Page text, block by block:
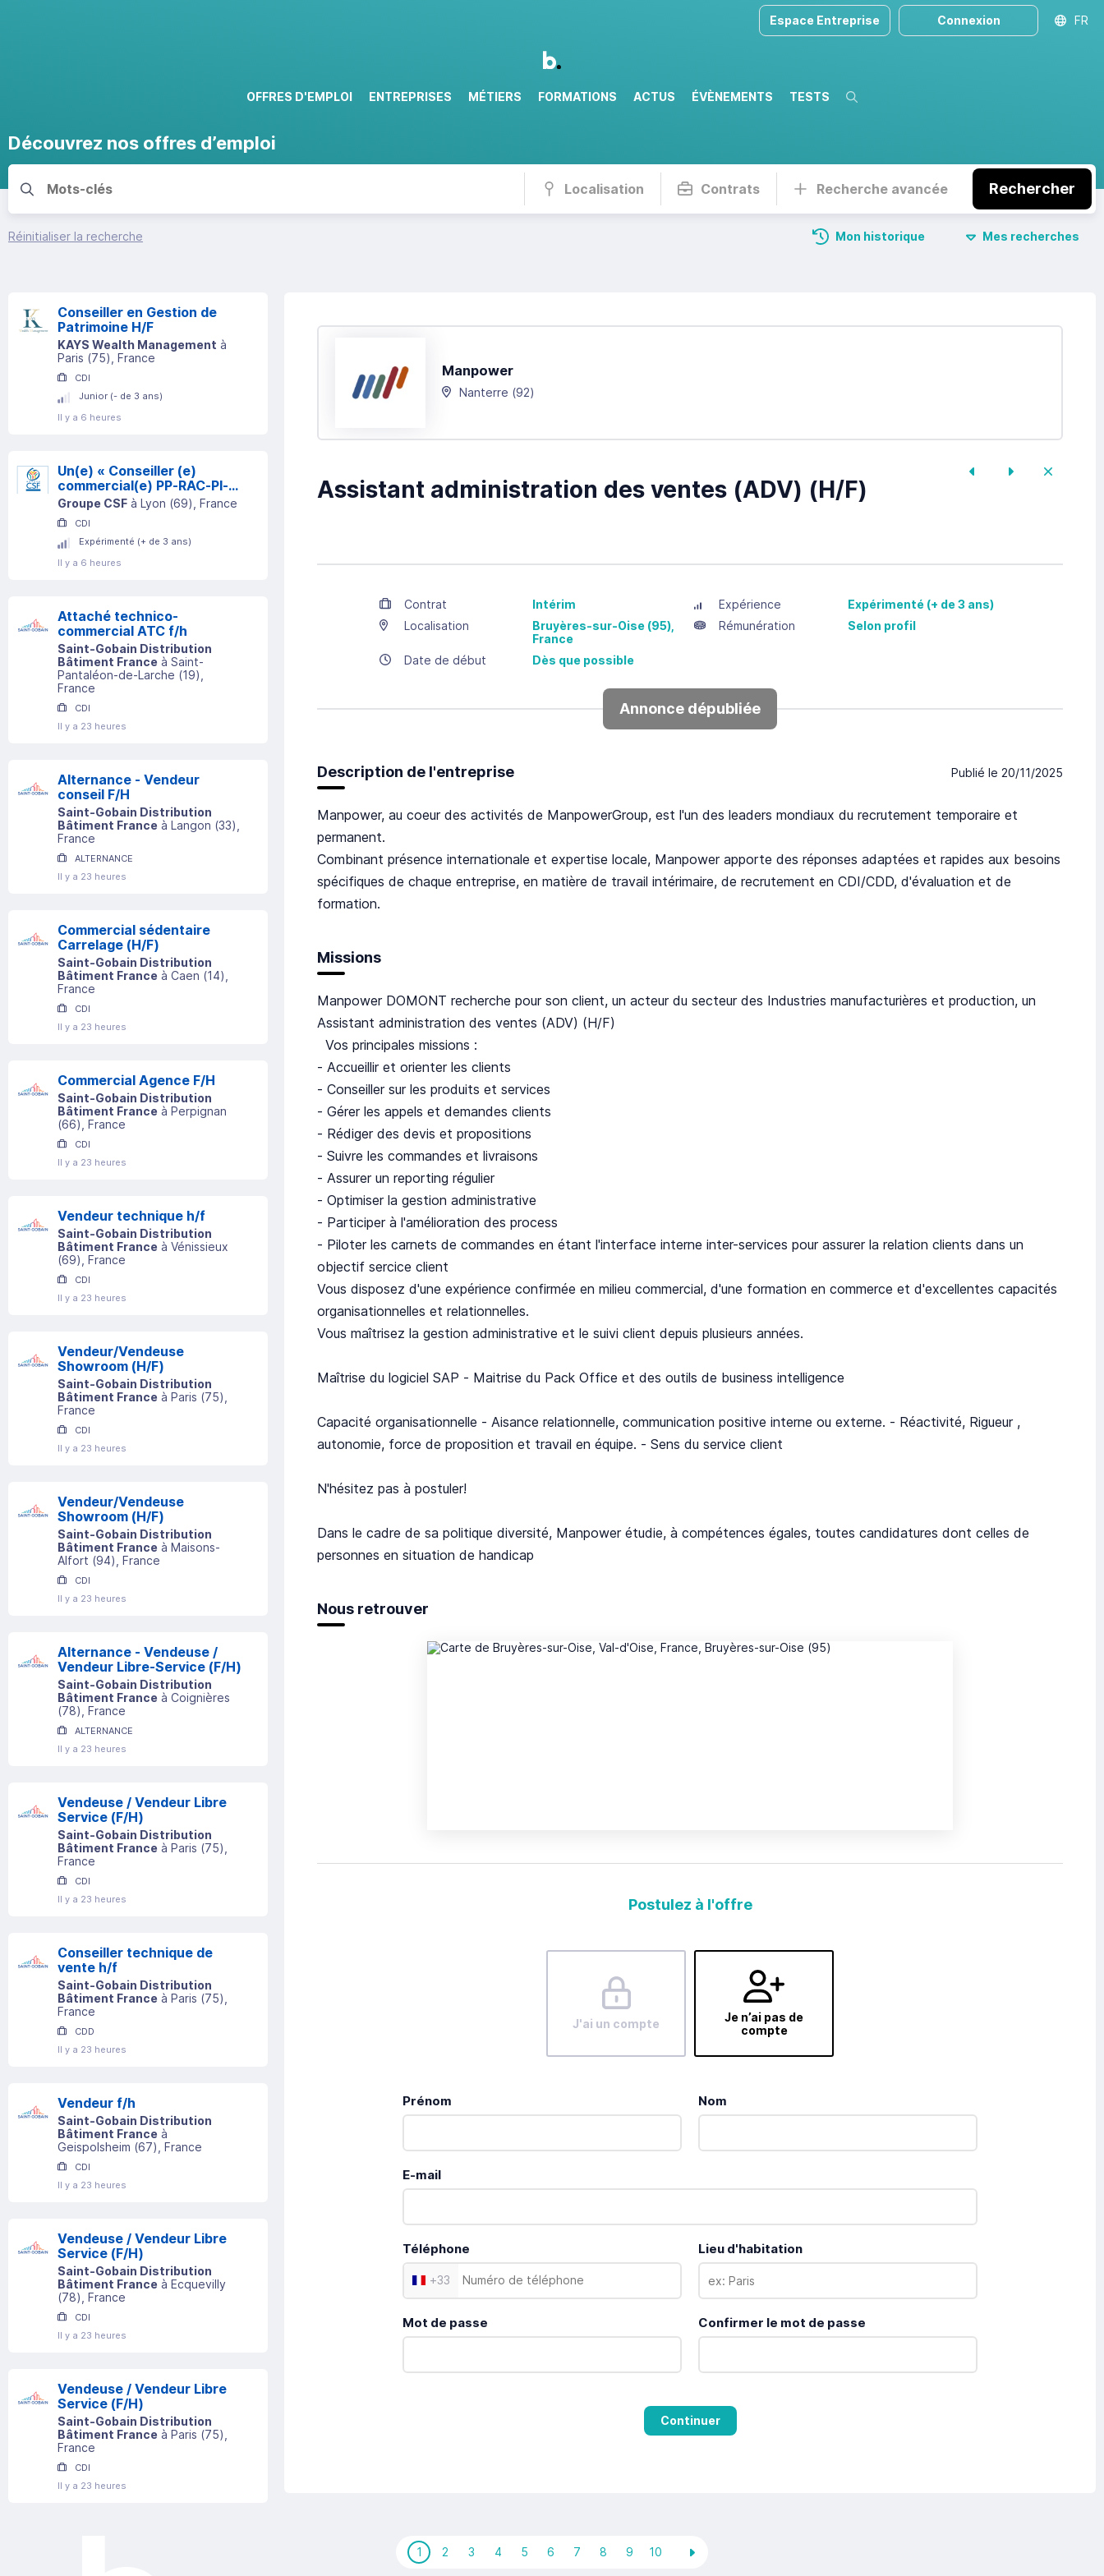
OFFRES D'EMPLOI ENTREPRISES MÉTIERS FORMATIONS ACTUS ÉVÈNEMENTS TESTS Recherche
Espace Entreprise Connexion FR
Découvrez nos offres d’emploi
Localisation Contrats Recherche avancée Rechercher
Réinitialiser la recherche Mon historique Mes recherches
Conseiller en Gestion de
Patrimoine H/F
KAYS Wealth Management à
Paris (75) , France
CDI
Junior (- de 3 ans)
Il y a 6 heures
Un(e) « Conseiller (e)
commercial(e) PP-RAC-PI-
ADE »
Groupe CSF à Lyon (69) , France
CDI
Expérimenté (+ de 3 ans)
Il y a 6 heures
Attaché technico-
commercial ATC f/h
Saint-Gobain Distribution
Bâtiment France à Saint-
Pantaléon-de-Larche (19)
France
CDI
Il y a 23 heures
Alternance - Vendeur
conseil F/H
Saint-Gobain Distribution
Bâtiment France à Langon (33)
France
ALTERNANCE
Il y a 23 heures
Commercial sédentaire
Carrelage (H/F)
Saint-Gobain Distribution
Bâtiment France à Caen (14)
France
CDI
Il y a 23 heures
Commercial Agence F/H
Saint-Gobain Distribution
Bâtiment France à Perpignan
(66) , France
CDI
Il y a 23 heures
Vendeur technique h/f
Saint-Gobain Distribution
Bâtiment France à Vénissieux
(69) , France
CDI
Il y a 23 heures
Vendeur/Vendeuse
Showroom (H/F)
Saint-Gobain Distribution
Bâtiment France à Paris (75)
France
CDI
Il y a 23 heures
Vendeur/Vendeuse
Showroom (H/F)
Saint-Gobain Distribution
Bâtiment France à Maisons-
Alfort (94) , France
CDI
Il y a 23 heures
Alternance - Vendeuse /
Vendeur Libre-Service (F/H)
Saint-Gobain Distribution
Bâtiment France à Coignières
(78) , France
ALTERNANCE
Il y a 23 heures
Vendeuse / Vendeur Libre
Service (F/H)
Saint-Gobain Distribution
Bâtiment France à Paris (75)
France
CDI
Il y a 23 heures
Conseiller technique de
vente h/f
Saint-Gobain Distribution
Bâtiment France à Paris (75)
France
CDD
Il y a 23 heures
Vendeur f/h
Saint-Gobain Distribution
Bâtiment France à
Geispolsheim (67) , France
CDI
Il y a 23 heures
Vendeuse / Vendeur Libre
Service (F/H)
Saint-Gobain Distribution
Bâtiment France à Ecquevilly
(78) , France
CDI
Il y a 23 heures
Vendeuse / Vendeur Libre
Service (F/H)
Saint-Gobain Distribution
Bâtiment France à Paris (75)
France
CDI
Il y a 23 heures
Manpower
Nanterre (92)
Assistant administration des ventes (ADV) (H/F)
Contrat Intérim Expérience
Expérimenté (+ de 3 ans)
Localisation
Bruyères-sur-Oise (95),
France
Rémunération Selon profil
Date de début Dès que possible
Annonce dépubliée
Publié le 20/11/2025
Description de l'entreprise
Manpower, au coeur des activités de ManpowerGroup, est l'un des leaders mondiaux du recrutement temporaire et
permanent.
Combinant présence internationale et expertise locale, Manpower apporte des réponses adaptées et rapides aux besoins
spécifiques de chaque entreprise, en matière de travail intérimaire, de recrutement en CDI/CDD, d'évaluation et de
formation.
Missions
Manpower DOMONT recherche pour son client, un acteur du secteur des Industries manufacturières et production, un
Assistant administration des ventes (ADV) (H/F)
Vos principales missions :
- Accueillir et orienter les clients
- Conseiller sur les produits et services
- Gérer les appels et demandes clients
- Rédiger des devis et propositions
- Suivre les commandes et livraisons
- Assurer un reporting régulier
- Optimiser la gestion administrative
- Participer à l'amélioration des process
- Piloter les carnets de commandes en étant l'interface interne inter-services pour assurer la relation clients dans un
objectif sercice client
Vous disposez d'une expérience confirmée en milieu commercial, d'une formation en commerce et d'excellentes capacités
organisationnelles et relationnelles.
Vous maîtrisez la gestion administrative et le suivi client depuis plusieurs années.
Maîtrise du logiciel SAP - Maitrise du Pack Office et des outils de business intelligence
Capacité organisationnelle - Aisance relationnelle, communication positive interne ou externe. - Réactivité, Rigueur ,
autonomie, force de proposition et travail en équipe. - Sens du service client
N'hésitez pas à postuler!
Dans le cadre de sa politique diversité, Manpower étudie, à compétences égales, toutes candidatures dont celles de
personnes en situation de handicap
Nous retrouver
Postulez à l'offre
J'ai un compte
Je n’ai pas de
compte
Prénom Nom
E-mail
Téléphone
+33
Lieu d'habitation
Mot de passe Confirmer le mot de passe
Continuer
1 2 3 4 5 6 7 8 9 10